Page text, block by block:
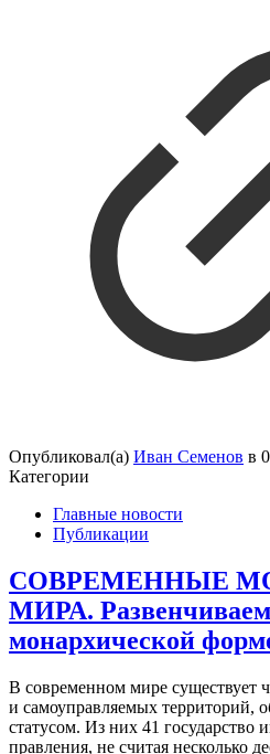
Опубликовал(а) Иван Семенов в
Категории
Главные новости
Публикации
СОВРЕМЕННЫЕ
МИРА.
монархической
В современном мире существует
и самоуправляемых
статусом. Из них 41
правления, не считая несколько